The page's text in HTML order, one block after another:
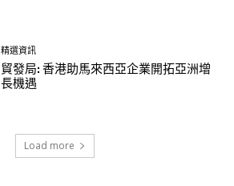
精選資訊
貿發局: 香港助馬來西亞企業開拓亞洲增
長機遇
Load more